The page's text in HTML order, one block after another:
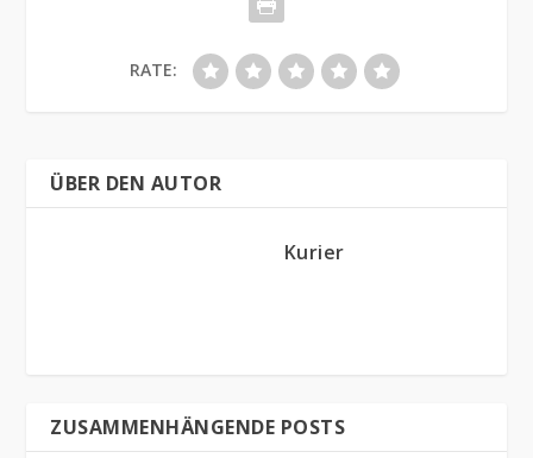
RATE:
ÜBER DEN AUTOR
Kurier
ZUSAMMENHÄNGENDE POSTS